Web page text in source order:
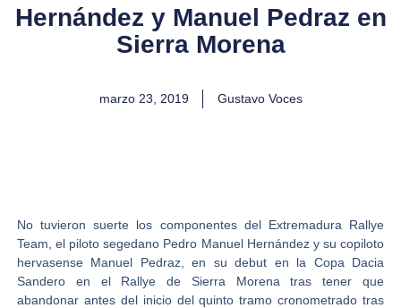
Hernández y Manuel Pedraz en
Sierra Morena
marzo 23, 2019 Gustavo Voces
No tuvieron suerte los componentes del Extremadura Rallye
Team, el piloto segedano Pedro Manuel Hernándezy su copiloto
hervasense Manuel Pedraz, en su debut en la Copa Dacia
Sandero en el Rallye de Sierra Morena tras tener que
abandonar antes del inicio del quinto tramo cronometrado tras